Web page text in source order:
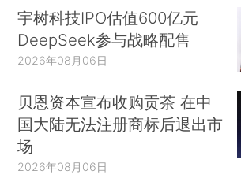
宇树科技IPO估值600亿元
DeepSeek参与战略配售
2026年08月06日
贝恩资本宣布收购贡茶 在中
国大陆无法注册商标后退出市
场
2026年08月06日